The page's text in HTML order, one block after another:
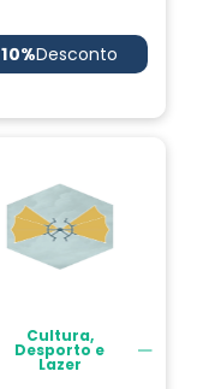
10%Desconto
Cultura,
Desporto e
Lazer